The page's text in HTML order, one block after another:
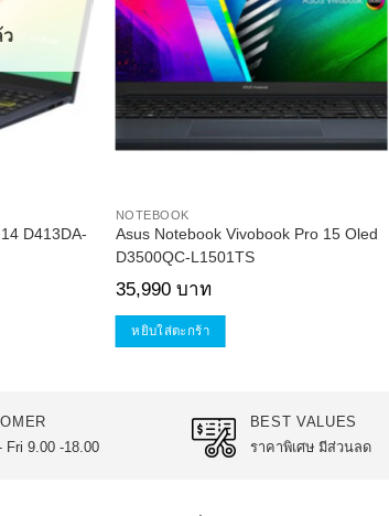
D413DA-
NOTEBOOK
Asus Notebook Vivobook Pro 15 Oled
D3500QC-L1501TS
35,990 บาท
หยิบใส่ตะกร้า
Fri 9.00 -18.00
BEST VALUES
ราคาพิเศษ มีส่วนลด